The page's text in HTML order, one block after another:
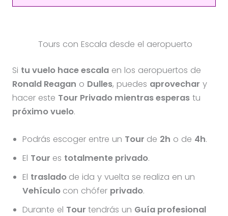
Tours con Escala desde el aeropuerto
Si tu vuelo hace escalaen los aeropuertos de
Ronald Reagan o Dulles, puedes aprovechar y
hacer este Tour Privado mientras esperastu
próximo vuelo.
Podrás escoger entre un Tour de 2h o de 4h.
El Tour es totalmente privado.
El traslado de ida y vuelta se realiza en un
Vehículo con chófer privado.
Durante el Tour tendrás un Guía profesional